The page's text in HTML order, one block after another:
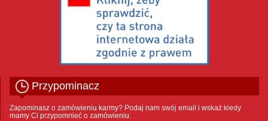
Przypominacz
Zapominasz o zamówieniu karmy? Podaj nam swój email i wskaż kiedy
mamy Ci przypomnieć o zamówieniu.